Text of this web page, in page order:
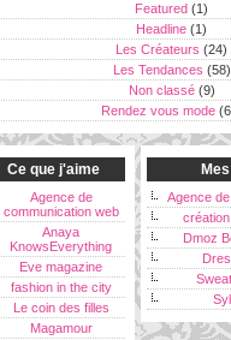
Featured (1)
Headline (1)
Les Créateurs (24)
Les Tendances (58)
Non classé(9)
Rendez vous mode
Ce que j'aime
Agence de
communication web
Anaya
KnowsEverything
Eve magazine
fashion in the city
Le coin des filles
Magamour
Agence
Dmoz